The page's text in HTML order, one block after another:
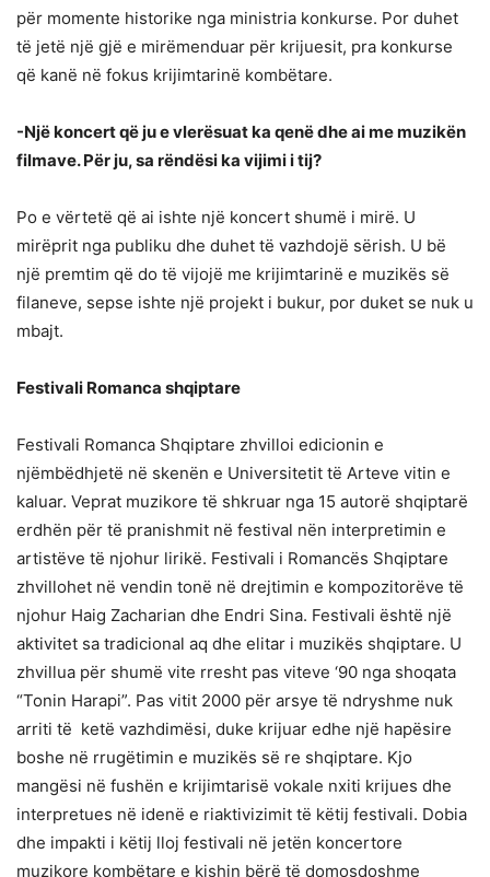
për momente historike nga ministria konkurse. Por duhet
të jetë një gjë e mirëmenduar për krijuesit, pra konkurse
që kanë në fokus krijimtarinë kombëtare.
-Një koncert që ju e vlerësuat ka qenë dhe ai me muzikën
filmave. Për ju, sa rëndësi ka vijimi i tij?
Po e vërtetë që ai ishte një koncert shumë i mirë. U
mirëprit nga publiku dhe duhet të vazhdojë sërish. U bë
një premtim që do të vijojë me krijimtarinë e muzikës së
filaneve, sepse ishte një projekt i bukur, por duket se nuk u
mbajt.
Festivali Romanca shqiptare
Festivali Romanca Shqiptare zhvilloi edicionin e
njëmbëdhjetë në skenën e Universitetit të Arteve vitin e
kaluar. Veprat muzikore të shkruar nga 15 autorë shqiptarë
erdhën për të pranishmit në festival nën interpretimin e
artistëve të njohur lirikë. Festivali i Romancës Shqiptare
zhvillohet në vendin tonë në drejtimin e kompozitorëve të
njohur Haig Zacharian dhe Endri Sina. Festivali është një
aktivitet sa tradicional aq dhe elitar i muzikës shqiptare. U
zhvillua për shumë vite rresht pas viteve ‘90 nga shoqata
“Tonin Harapi”. Pas vitit 2000 për arsye të ndryshme nuk
arriti të ketë vazhdimësi, duke krijuar edhe një hapësire
boshe në rrugëtimin e muzikës së re shqiptare. Kjo
mangësi në fushën e krijimtarisë vokale nxiti krijues dhe
interpretues në idenë e riaktivizimit të këtij festivali. Dobia
dhe impakti i këtij lloj festivali në jetën koncertore
muzikore kombëtare e kishin bërë të domosdoshme